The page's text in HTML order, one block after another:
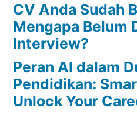
CV Anda Sudah
Mengapa Belum
Interview?
Peran AI dalam
Pendidikan:
Unlock Your